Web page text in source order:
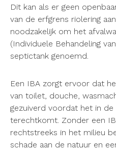
Dit kan als er geen
van de erfgrens riolering
noodzakelijk om het
(Individuele Behandeling
septictank genoemd.
Een IBA zorgt ervoor dat
van toilet, douche,
gezuiverd voordat het in
terechtkomt. Zonder een
rechtstreeks in het milieu
schade aan de natuur en